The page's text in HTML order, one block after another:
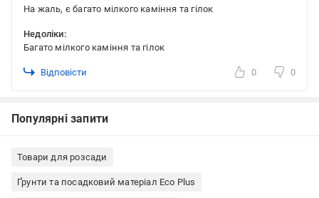
На жаль, є багато мілкого каміння та гілок
Недоліки:
Багато мілкого каміння та гілок
Відповісти 0 0
Популярні запити
Товари для розсади
Ґрунти та посадковий матеріал Eco Plus